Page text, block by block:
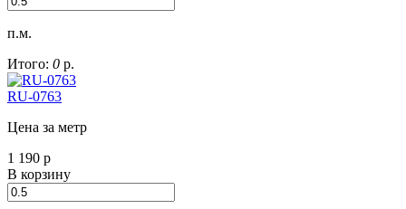
п.м.
Итого: 0 р.
RU-0763
Цена за метр
1 190 р
В корзину